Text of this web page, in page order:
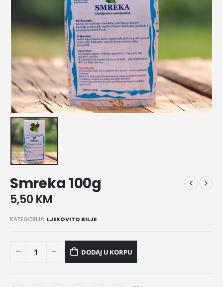
Smreka 100g
5,50 KM
KATEGORIJA: LJEKOVITO BILJE
DODAJ U KORPU